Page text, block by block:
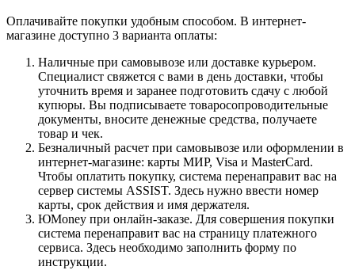
Оплачивайте покупки удобным способом. В интернет-
магазине доступно 3 варианта оплаты:
Наличные при самовывозе или доставке курьером.
Специалист свяжется с вами в день доставки, чтобы
уточнить время и заранее подготовить сдачу с любой
купюры. Вы подписываете товаросопроводительные
документы, вносите денежные средства, получаете
товар и чек.
Безналичный расчет при самовывозе или оформлении в
интернет-магазине: карты МИР, Visa и MasterCard.
Чтобы оплатить покупку, система перенаправит вас на
сервер системы ASSIST. Здесь нужно ввести номер
карты, срок действия и имя держателя.
ЮMoney при онлайн-заказе. Для совершения покупки
система перенаправит вас на страницу платежного
сервиса. Здесь необходимо заполнить форму по
инструкции.